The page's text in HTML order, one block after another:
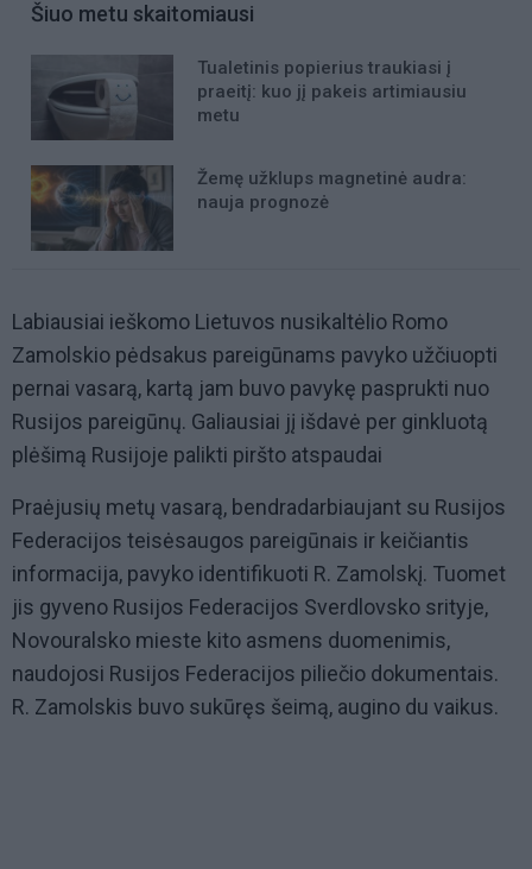
Šiuo metu skaitomiausi
Tualetinis popierius traukiasi į
praeitį: kuo jį pakeis artimiausiu
metu
Žemę užklups magnetinė audra:
nauja prognozė
Labiausiai ieškomo Lietuvos nusikaltėlio Romo
Zamolskio pėdsakus pareigūnams pavyko užčiuopti
pernai vasarą, kartą jam buvo pavykę pasprukti nuo
Rusijos pareigūnų. Galiausiai jį išdavė per ginkluotą
plėšimą Rusijoje palikti piršto atspaudai
Praėjusių metų vasarą, bendradarbiaujant su Rusijos
Federacijos teisėsaugos pareigūnais ir keičiantis
informacija, pavyko identifikuoti R. Zamolskį. Tuomet
jis gyveno Rusijos Federacijos Sverdlovsko srityje,
Novouralsko mieste kito asmens duomenimis,
naudojosi Rusijos Federacijos piliečio dokumentais.
R. Zamolskis buvo sukūręs šeimą, augino du vaikus.